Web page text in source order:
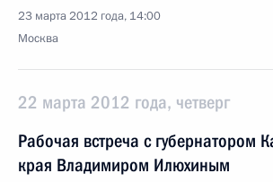
23 марта 2012 года, 14:00
Москва
22 марта 2012 года, четверг
Рабочая встреча с губернатором
края Владимиром Илюхиным